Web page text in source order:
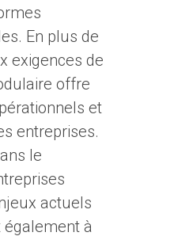
En plus de
exigences de
offre
et
entreprises.
le
actuels
à